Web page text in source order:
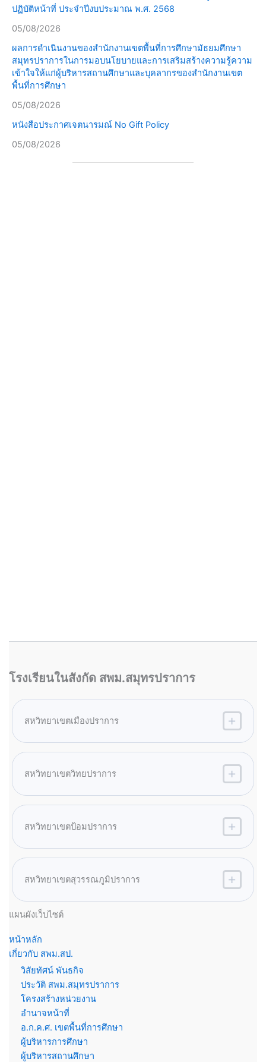
ปฏิบัติหน้าที่ ประจำปีงบประมาณ พ.ศ. 2568
05/08/2026
ผลการดำเนินงานของสำนักงานเขตพื้นที่การศึกษามัธยมศึกษา
สมุทรปราการในการมอบนโยบายและการเสริมสร้างความรู้ความ
เข้าใจให้แก่ผู้บริหารสถานศึกษาและบุคลากรของสำนักงานเขต
พื้นที่การศึกษา
05/08/2026
หนังสือประกาศเจตนารมณ์ No Gift Policy
05/08/2026
โรงเรียนในสังกัด สพม.สมุทรปราการ
สหวิทยาเขตเมืองปราการ
สหวิทยาเขตวิทยปราการ
สหวิทยาเขตป้อมปราการ
สหวิทยาเขตสุวรรณภูมิปราการ
แผนผังเว็บไซต์
หน้าหลัก
เกี่ยวกับ สพม.สป.
วิสัยทัศน์ พันธกิจ
ประวัติ สพม.สมุทรปราการ
โครงสร้างหน่วยงาน
อำนาจหน้าที่
อ.ก.ค.ศ. เขตพื้นที่การศึกษา
ผู้บริหารการศึกษา
ผู้บริหารสถานศึกษา